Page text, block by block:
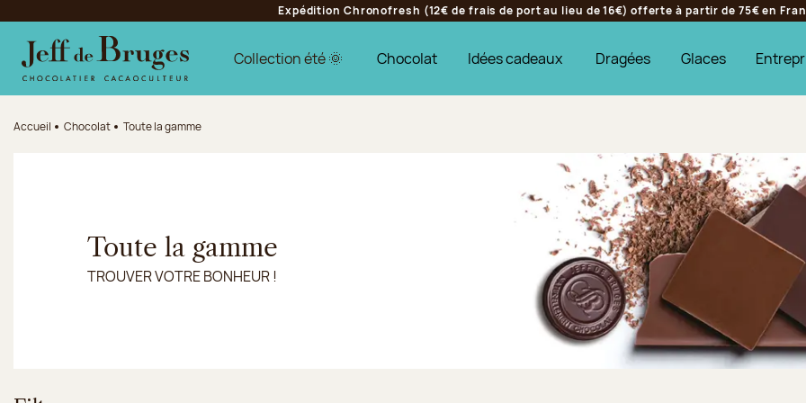
Aller au contenu principal
Aller au pied de page
Expédition Chronofresh (12€ de frais de port au lieu de 16€) offerte à partir de 75€ en
Collection été 🌞 Chocolat Idées cadeaux Dragées Glaces
Accueil Chocolat Toute la gamme
Toute la gamme
TROUVER VOTRE BONHEUR !